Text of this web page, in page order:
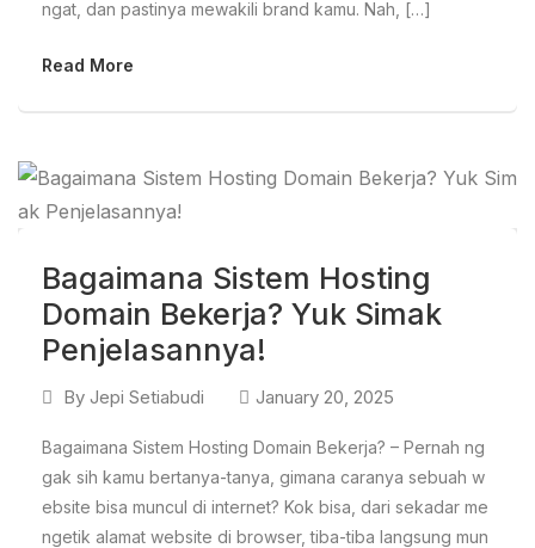
ngat, dan pastinya mewakili brand kamu. Nah, […]
Read More
Bagaimana Sistem Hosting
Domain Bekerja? Yuk Simak
Penjelasannya!
By Jepi Setiabudi January 20, 2025
Bagaimana Sistem Hosting Domain Bekerja? – Pernah ng
gak sih kamu bertanya-tanya, gimana caranya sebuah w
ebsite bisa muncul di internet? Kok bisa, dari sekadar me
ngetik alamat website di browser, tiba-tiba langsung mun